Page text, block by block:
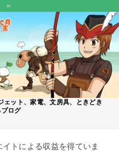
=
ェット、家電、文房具、ときどき
ログ
トによる収益を得ていま